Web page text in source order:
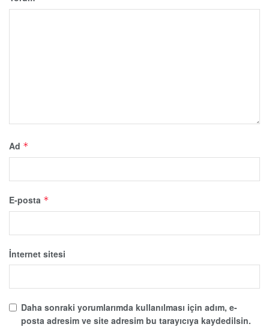
Ad *
E-posta *
İnternet sitesi
Daha sonraki yorumlarımda kullanılması için adım, e-
posta adresim ve site adresim bu tarayıcıya kaydedilsin.